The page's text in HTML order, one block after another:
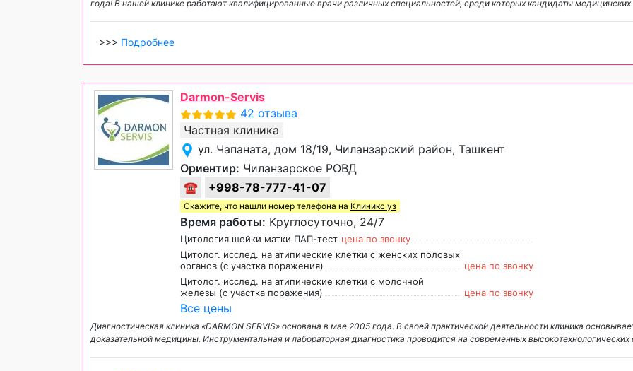
года! В нашей клинике работают квалифицированные врачи различных специальностей, среди которых кандидаты медицинских
>>> Подробнее
Darmon-Servis
42 отзыва
Частная клиника
ул. Чапаната, дом 18/19, Чиланзарский район, Ташкент
Ориентир: Чиланзарское РОВД
☎
+998-78-777-41-07
Скажите, что нашли номер телефона на Клиникс уз
Время работы: Круглосуточно, 24/7
Цитология шейки матки ПАП-тест цена по звонку
Цитолог. исслед. на атипические клетки с женских половых
органов (с участка поражения)
цена по звонку
Цитолог. исслед. на атипические клетки с молочной
железы (с участка поражения)
цена по звонку
Все цены
Диагностическая клиника «DARMON SERVIS» основана в мае 2005 года. В своей практической деятельности клиника
доказательной медицины. Инструментальная и лабораторная диагностика проводится на современных высокотехнологических